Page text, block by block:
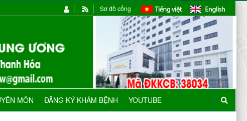
MÔN ĐĂNG KÝ KHÁM BỆNH YOUTUBE
Sơ đồ cổng